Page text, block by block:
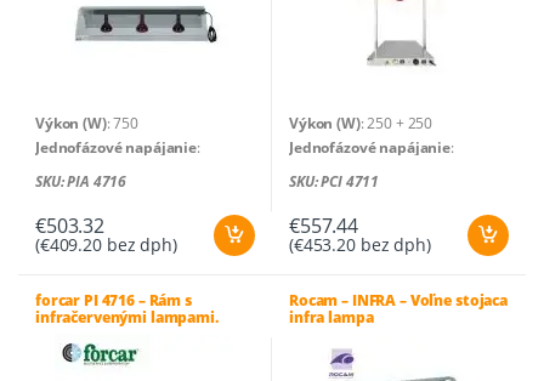
Výkon (W): 750
Jednofázové napájanie:
230V/50-60Hz
Počet lámp
Rozmery zariadenia (cm)
: 128 x
Hrubá hmotnosť (kg) : 17
Čistá hmotnosť (kg): 15
SKU: PIA 4716
€503.32
(€409.20bez dph)
Výkon (W): 250 + 250
Jednofázové napájanie:
230V/50-60Hz
Rozmery zariadenia (cm)
: 45 x
64 x 80 (v)
Čistá hmotnosť (kg): 11
SKU: PCI 4711
€557.44
(€453.20bez dph)
forcar PI 4716 – Rám s
infračervenými lampami.
Rocam – INFRA – Voľne stojaca
infra lampa